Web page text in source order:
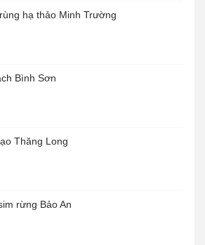
hạ thảo Minh Trường
Bình Sơn
Thăng Long
rừng Bảo An